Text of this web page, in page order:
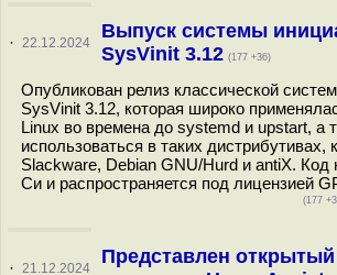
· 22.12.2024
Выпуск системы
SysVinit 3.12 (177 +36)
Опубликован релиз классической
SysVinit 3.12, которая широко
Linux во времена до systemd и upstart, а
использоваться в таких дистрибутивах,
Slackware, Debian GNU/Hurd и antiX. Код
Си и распространяется под лицензией
(177
· 21.12.2024
Представлен